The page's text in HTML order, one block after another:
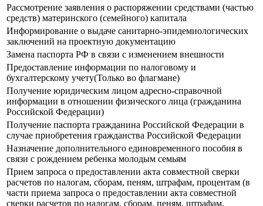
Рассмотрение заявления о распоряжении средствами (частью
средств) материнского (семейного) капитала
Информирование о выдаче санитарно-эпидемиологических
заключений на проектную документацию
Замена паспорта РФ в связи с изменением внешности
Предоставление информации по налоговому и
бухгалтерскому учету(Только во флагмане)
Получение юридическим лицом адресно-справочной
информации в отношении физического лица (гражданина
Российской Федерации)
Получение паспорта гражданина Российской Федерации в
случае приобретения гражданства Российской Федерации
Назначение дополнительного единовременного пособия в
связи с рождением ребенка молодым семьям
Прием запроса о предоставлении акта совместной сверки
расчетов по налогам, сборам, пеням, штрафам, процентам (в
части приема запроса о предоставлении акта совместной
сверки расчетов по налогам, сборам, пеням, штрафам,